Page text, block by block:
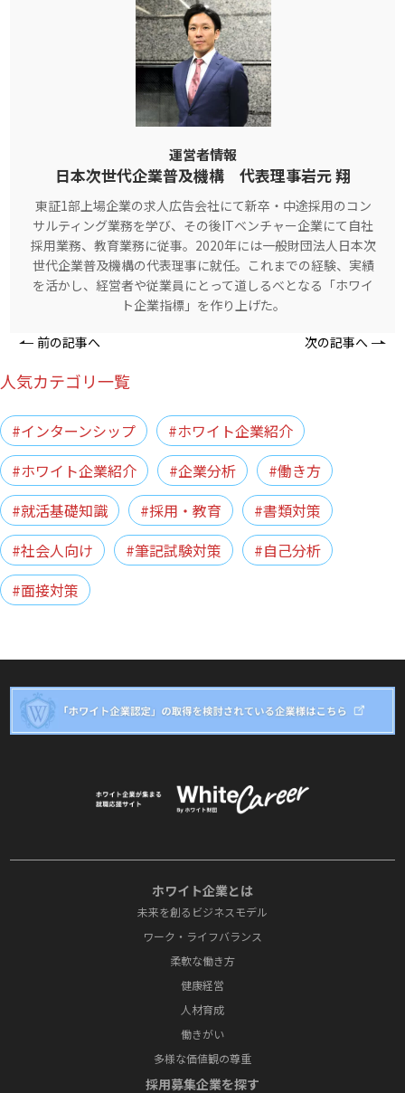
運営者情報
日本次世代企業普及機構 代表理事岩元 翔
東証1部上場企業の求人広告会社にて新卒・中途採用のコン
サルティング業務を学び、その後ITベンチャー企業にて自社
採用業務、教育業務に従事。2020年には一般財団法人日本次
世代企業普及機構の代表理事に就任。これまでの経験、実績
を活かし、経営者や従業員にとって道しるべとなる「ホワイ
ト企業指標」を作り上げた。
前の記事へ 次の記事へ
人気カテゴリ一覧
#インターンシップ
#ホワイト企業紹介
#ホワイト企業紹介
#企業分析
#働き方
#就活基礎知識
#採用・教育
#書類対策
#社会人向け
#筆記試験対策
#自己分析
#面接対策
ホワイト企業とは
未来を創るビジネスモデル
ワーク・ライフバランス
柔軟な働き方
健康経営
人材育成
働きがい
多様な価値観の尊重
採⽤募集企業を探す